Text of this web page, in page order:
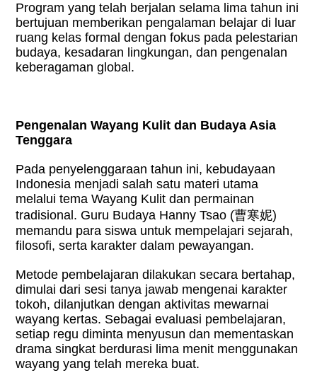
Program yang telah berjalan selama lima tahun ini
bertujuan memberikan pengalaman belajar di luar
ruang kelas formal dengan fokus pada pelestarian
budaya, kesadaran lingkungan, dan pengenalan
keberagaman global.
Pengenalan Wayang Kulit dan Budaya Asia
Tenggara
Pada penyelenggaraan tahun ini, kebudayaan
Indonesia menjadi salah satu materi utama
melalui tema Wayang Kulit dan permainan
tradisional. Guru Budaya Hanny Tsao (曹寒妮)
memandu para siswa untuk mempelajari sejarah,
filosofi, serta karakter dalam pewayangan.
Metode pembelajaran dilakukan secara bertahap,
dimulai dari sesi tanya jawab mengenai karakter
tokoh, dilanjutkan dengan aktivitas mewarnai
wayang kertas. Sebagai evaluasi pembelajaran,
setiap regu diminta menyusun dan mementaskan
drama singkat berdurasi lima menit menggunakan
wayang yang telah mereka buat.